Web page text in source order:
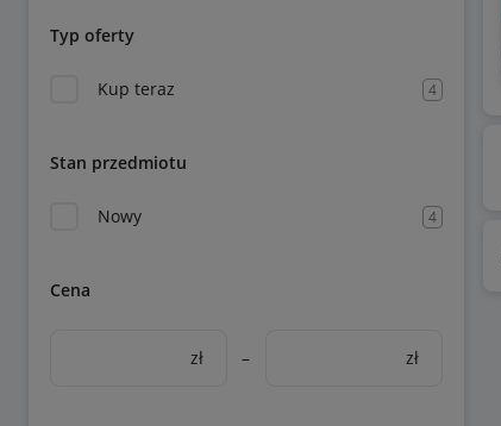
Typ oferty
Kup teraz 4
Stan przedmiotu
Nowy 4
Cena
zł – zł